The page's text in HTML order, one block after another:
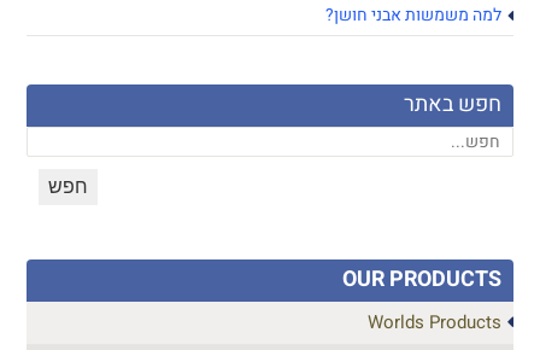
למה משמשות אבני חושן?
חפש באתר
OUR PRODUCTS
Worlds Products